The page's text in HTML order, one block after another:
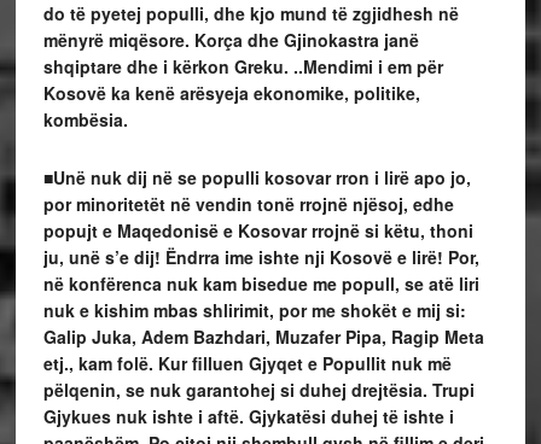
do të pyetej populli, dhe kjo mund të zgjidhesh në
mënyrë miqësore. Korça dhe Gjinokastra janë
shqiptare dhe i kërkon Greku. ..Mendimi i em për
Kosovë ka kenë arësyeja ekonomike, politike,
kombësia.
■Unë nuk dij në se populli kosovar rron i lirë apo jo,
por minoritetët në vendin tonë rrojnë njësoj, edhe
popujt e Maqedonisë e Kosovar rrojnë si këtu, thoni
ju, unë s’e dij! Ëndrra ime ishte nji Kosovë e lirë! Por,
në konfërenca nuk kam bisedue me popull, se atë liri
nuk e kishim mbas shlirimit, por me shokët e mij si:
Galip Juka, Adem Bazhdari, Muzafer Pipa, Ragip Meta
etj., kam folë. Kur filluen Gjyqet e Popullit nuk më
pëlqenin, se nuk garantohej si duhej drejtësia. Trupi
Gjykues nuk ishte i aftë. Gjykatësi duhej të ishte i